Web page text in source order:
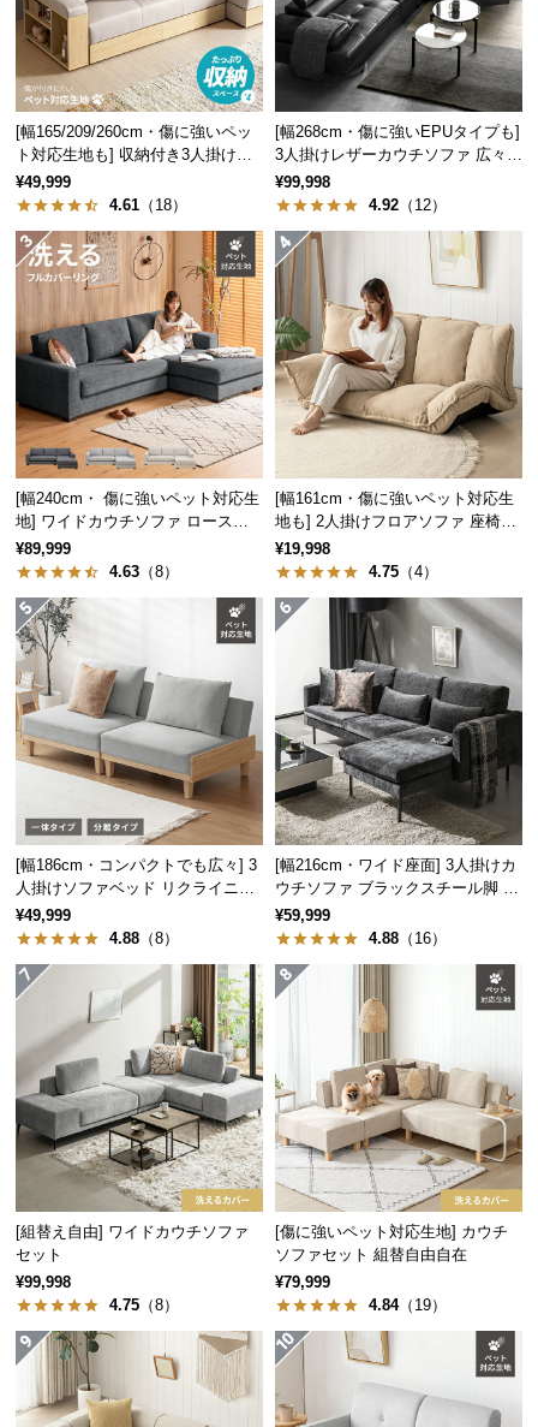
設
置
サ
ー
ビ
ス
つ
て
入
経
に
つ
い
て
返
キ
ャ
ン
セ
ル
に
て
保
証
に
つ
て
会
員
規
約
つ
い
て
お
[幅165/209/260cm・傷に強いペッ
ト対応生地も] 収納付き3人掛け多
機能ソファ
¥49,999
4.61 （18）
[幅268cm・傷に強いEPUタイプも]
3人掛けレザーカウチソファ 広々設
計 高級感
¥99,998
4.92 （12）
[幅240cm・ 傷に強いペット対応生
地] ワイドカウチソファ ロースタ
イル
¥89,999
4.63 （8）
[幅161cm・傷に強いペット対応生
地も] 2人掛けフロアソファ 座椅子
タイプ リクライニング
¥19,998
4.75 （4）
[幅186cm・コンパクトでも広々] 3
人掛けソファベッド リクライニン
グ 天然木フレーム 北欧
¥49,999
4.88 （8）
[幅216cm・ワイド座面] 3人掛けカ
ウチソファ ブラックスチール脚 L
字 ホテルライク 高級感
¥59,999
4.88 （16）
[組替え自由] ワイドカウチソファ
セット
¥99,998
4.75 （8）
[傷に強いペット対応生地] カウチ
ソファセット 組替自由自在
¥79,999
4.84（19）